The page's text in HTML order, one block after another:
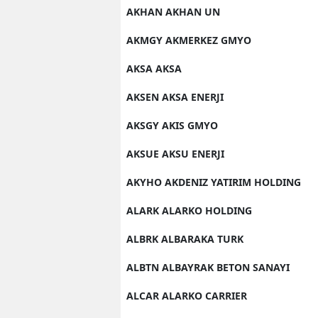
AKHAN AKHAN UN
AKMGY AKMERKEZ GMYO
AKSA AKSA
AKSEN AKSA ENERJI
AKSGY AKIS GMYO
AKSUE AKSU ENERJI
AKYHO AKDENIZ YATIRIM HOLDING
ALARK ALARKO HOLDING
ALBRK ALBARAKA TURK
ALBTN ALBAYRAK BETON SANAYI
ALCAR ALARKO CARRIER